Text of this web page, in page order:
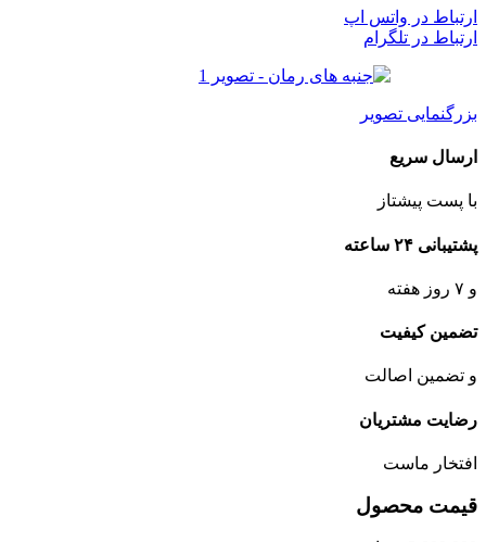
ارتباط در واتس اپ
ارتباط در تلگرام
بزرگنمایی تصویر
ارسال سریع
با پست پیشتاز
پشتیبانی ۲۴ ساعته
و ۷ روز هفته
تضمین کیفیت
و تضمین اصالت
رضایت مشتریان
افتخار ماست
قیمت محصول